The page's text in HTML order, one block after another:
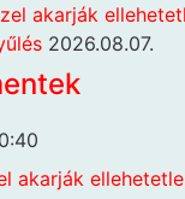
akarják
2026.08.07.
akarják